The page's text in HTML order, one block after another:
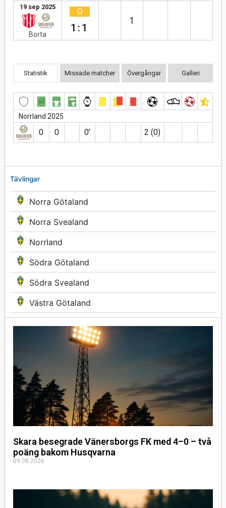
Tävlingar
Norra Götaland
Norra Svealand
Norrland
Södra Götaland
Södra Svealand
Västra Götaland
Skara besegrade Vänersborgs FK med 4–0 – två
poäng bakom Husqvarna
09.08.2026
19 sep 2025
Borta
O
1:1
1
Statistik Missade matcher Övergångar Galleri
Norrland 2025
0 0 0′ 2 (0)